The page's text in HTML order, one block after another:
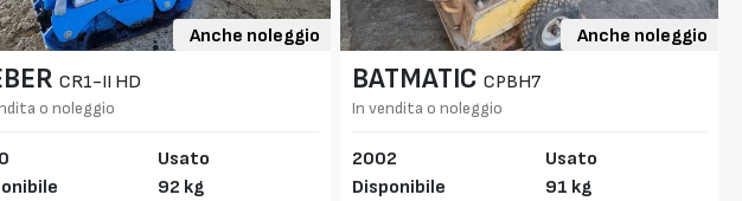
Anche noleggio
CR1-II HD
o noleggio
Usato
92 kg
Anche noleggio
BATMATIC CPBH7
In vendita o noleggio
2002
Disponibile
Usato
91 kg